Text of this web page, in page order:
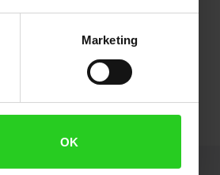
Marketing
OK